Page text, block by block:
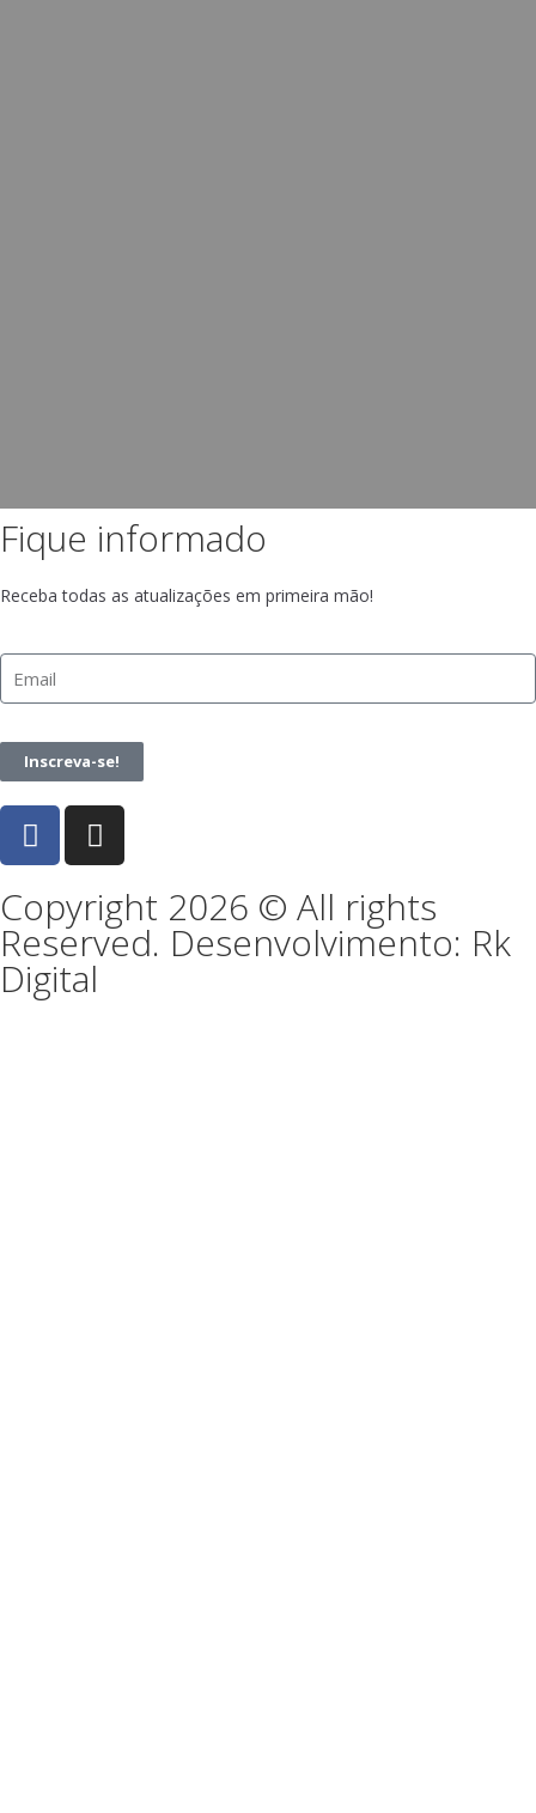
Fique informado
Receba todas as atualizações em primeira mão!
Inscreva-se!
Copyright 2026 © All rights
Reserved. Desenvolvimento: Rk
Digital